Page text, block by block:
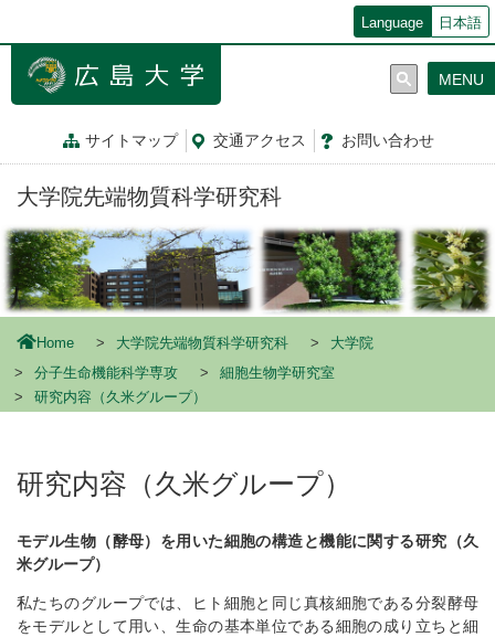
ン
動
Language 日本語
サイトマップ 交通アクセス お問い合わせ
MENU
大学院先端物質科学研究科
Home 大学院先端物質科学研究科
大学院
分子生命機能科学専攻
細胞生物学研究室
研究内容（久米グループ）
研究内容（久米グループ）
モデル生物（酵母）を用いた細胞の構造と機能に関する研究（久
米グループ）
私たちのグループでは、ヒト細胞と同じ真核細胞である分裂酵母
をモデルとして用い、生命の基本単位である細胞の成り立ちと細